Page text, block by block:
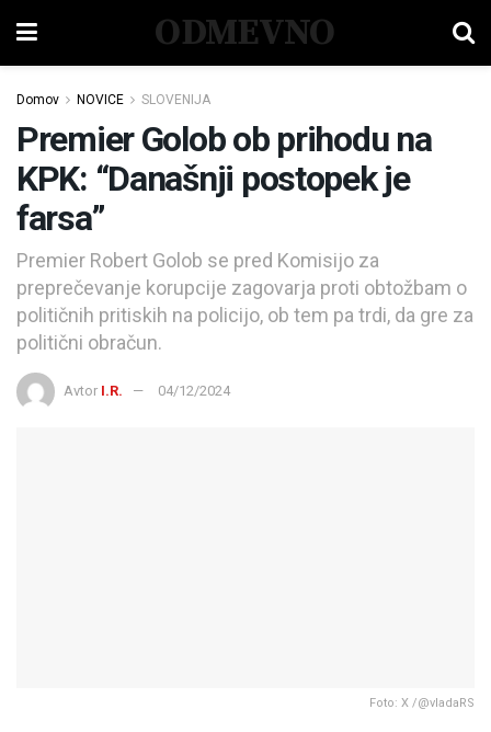
ODMEVNO
Domov NOVICE SLOVENIJA
Premier Golob ob prihodu na
KPK: “Današnji postopek je
farsa”
Premier Robert Golob se pred Komisijo za
preprečevanje korupcije zagovarja proti obtožbam o
političnih pritiskih na policijo, ob tem pa trdi, da gre za
politični obračun.
Avtor I.R. 04/12/2024
Foto: X /@vladaRS